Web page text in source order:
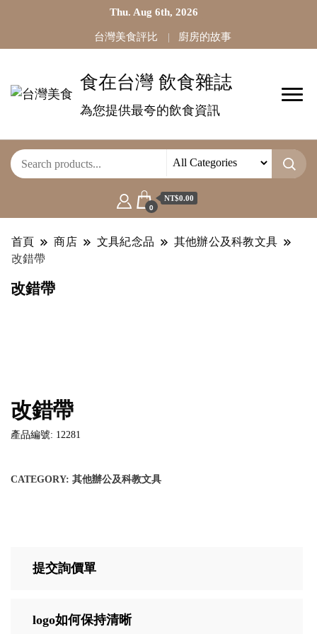
Thu. Aug 6th, 2026
台灣美食評比 廚房的故事
食在台灣 飲食雜誌
為您提供最夸的飲食資訊
0
NT$0.00
首頁 商店 文具紀念品
其他辦公及科教文具
改錯帶
改錯帶
改錯帶
產品編號: 12281
CATEGORY: 其他辦公及科教文具
提交詢價單
logo如何保持清晰